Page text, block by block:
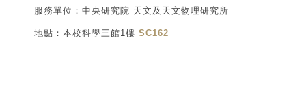
服務單位：中央研究院 天文及天文物理研究所
地點：本校科學三館1樓 SC162